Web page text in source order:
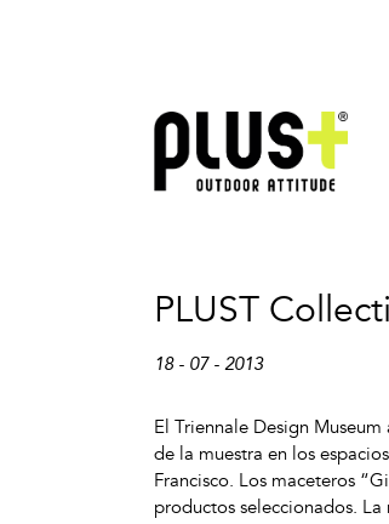
PLUST
18 - 07 - 2013
El Triennale Design
de la muestra en los
Francisco. Los maceteros
productos seleccionados.